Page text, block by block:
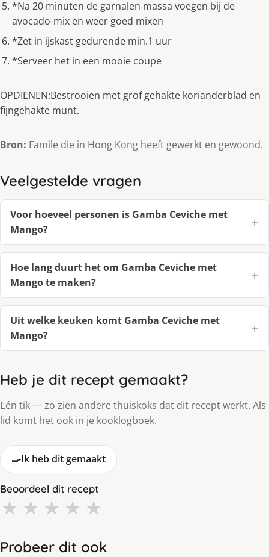
*Na 20 minuten de garnalen massa voegen bij de
avocado-mix en weer goed mixen
*Zet in ijskast gedurende min.1 uur
*Serveer het in een mooie coupe
OPDIENEN:Bestrooien met grof gehakte korianderblad en
fijngehakte munt.
Bron: Famile die in Hong Kong heeft gewerkt en gewoond.
Veelgestelde vragen
Voor hoeveel personen is Gamba Ceviche met
Mango?
Hoe lang duurt het om Gamba Ceviche met
Mango te maken?
Uit welke keuken komt Gamba Ceviche met
Mango?
Heb je dit recept gemaakt?
Eén tik — zo zien andere thuiskoks dat dit recept werkt. Als
lid komt het ook in je kooklogboek.
🍳Ik heb dit gemaakt
Beoordeel dit recept
★ ★ ★ ★ ★
Probeer dit ook